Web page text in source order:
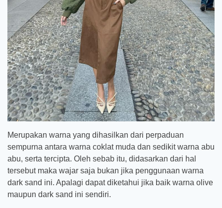
Merupakan warna yang dihasilkan dari perpaduan
sempurna antara warna coklat muda dan sedikit warna abu
abu, serta tercipta. Oleh sebab itu, didasarkan dari hal
tersebut maka wajar saja bukan jika penggunaan warna
dark sand ini. Apalagi dapat diketahui jika baik warna olive
maupun dark sand ini sendiri.